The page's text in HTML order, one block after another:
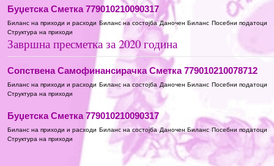
Буџетска Сметка 779010210090317
Биланс на приходи и расходи Биланс на состојба Даночен Биланс Посебни податоци
Структура на приходи
Завршна пресметка за 2020 година
Сопствена Самофинансирачка Сметка 779010210078712
Биланс на приходи и расходи Биланс на состојба Даночен Биланс Посебни податоци
Структура на приходи
Буџетска Сметка 779010210090317
Биланс на приходи и расходи Биланс на состојба Даночен Биланс Посебни податоци
Структура на приходи